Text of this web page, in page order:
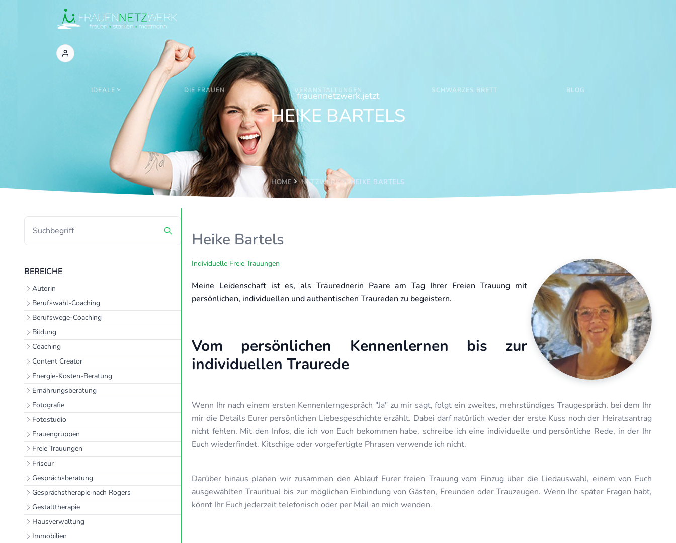
IDEALE DIE FRAUEN VERANSTALTUNGEN SCHWARZES BRETT BLOG
frauennetzwerk.jetzt
HEIKE BARTELS
HOME NETZWERK HEIKE BARTELS
BEREICHE
Autorin
Berufswahl-Coaching
Berufswege-Coaching
Bildung
Coaching
Content Creator
Energie-Kosten-Beratung
Ernährungsberatung
Fotografie
Fotostudio
Frauengruppen
Freie Trauungen
Friseur
Gesprächsberatung
Gesprächstherapie nach Rogers
Gestalttherapie
Hausverwaltung
Immobilien
Heike Bartels
Individuelle Freie Trauungen
Meine Leidenschaft ist es, als Traurednerin Paare am Tag Ihrer Freien Trauung mit
persönlichen, individuellen und authentischen Traureden zu begeistern.
Vom persönlichen Kennenlernen bis zur
individuellen Traurede
Wenn Ihr nach einem ersten Kennenlerngespräch "Ja" zu mir sagt, folgt ein zweites, mehrstündiges Traugespräch, bei dem Ihr
mir die Details Eurer persönlichen Liebesgeschichte erzählt. Dabei darf natürlich weder der erste Kuss noch der Heiratsantrag
nicht fehlen. Mit den Infos, die ich von Euch bekommen habe, schreibe ich eine individuelle und persönliche Rede, in der Ihr
Euch wiederfindet. Kitschige oder vorgefertigte Phrasen verwende ich nicht.
Darüber hinaus planen wir zusammen den Ablauf Eurer freien Trauung vom Einzug über die Liedauswahl, einem von Euch
ausgewählten Trauritual bis zur möglichen Einbindung von Gästen, Freunden oder Trauzeugen. Wenn Ihr später Fragen habt,
könnt Ihr Euch jederzeit telefonisch oder per Mail an mich wenden.